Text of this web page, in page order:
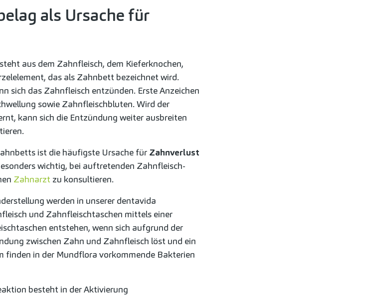
als Ursache für
aus dem Zahnfleisch, dem Kieferknochen,
das als Zahnbett bezeichnet wird.
sich das Zahnfleisch entzünden. Erste Anzeichen
sowie Zahnfleischbluten. Wird der
kann sich die Entzündung weiter ausbreiten
ist die häufigste Ursache für Zahnverlust
wichtig, bei auftretenden Zahnfleisch-
Zahnarztzu konsultieren.
werden in unserer dentavida
und Zahnfleischtaschen mittels einer
entstehen, wenn sich aufgrund der
zwischen Zahn und Zahnfleisch löst und ein
finden in der Mundflora vorkommende Bakterien
besteht in der Aktivierung